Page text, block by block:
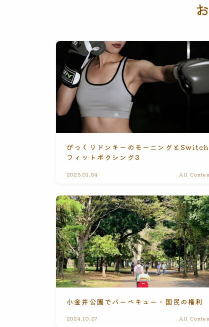
びっくりドンキーのモーニングとSwitch
フィットボクシング3
2025.01.04 All
小金井公園でバーベキュー・国民の権利
2024.10.27 All